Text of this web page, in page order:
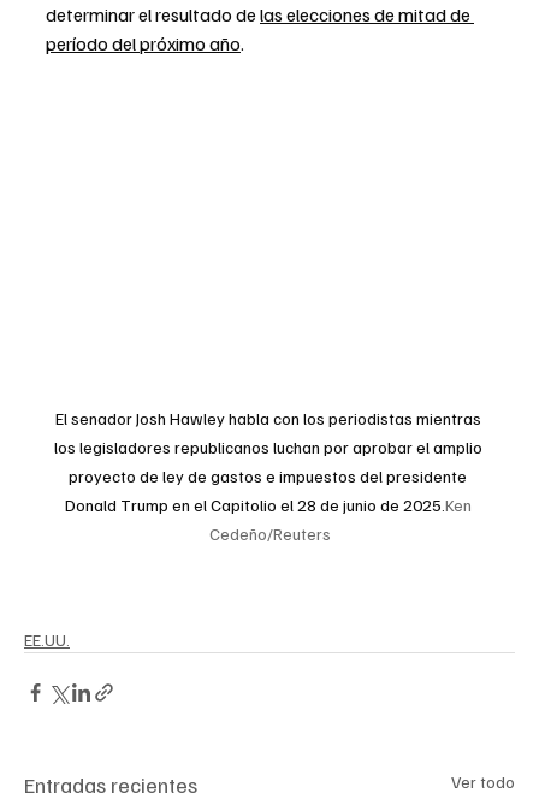
determinar el resultado de las elecciones de mitad de
período del próximo año.
El senador Josh Hawley habla con los periodistas mientras
los legisladores republicanos luchan por aprobar el amplio
proyecto de ley de gastos e impuestos del presidente
Donald Trump en el Capitolio el 28 de junio de 2025. Ken
Cedeño/Reuters
EE.UU.
Entradas recientes Ver todo